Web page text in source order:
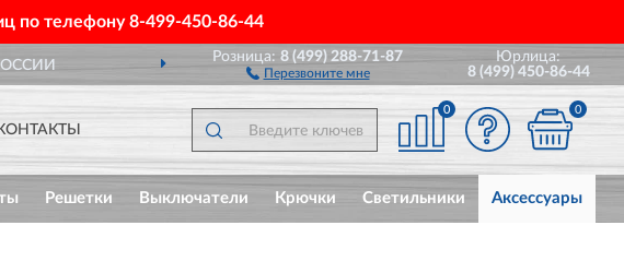
по телефону8-499-450-86-44
ДОСТАВИМ ПО ВСЕЙ РОССИИ
Розница:8 (499) 288-71-87
Перезвоните мне
Юрлица:
8 (499) 450-86-44
0 0
Решетки Выключатели Крючки Светильники Аксессуары